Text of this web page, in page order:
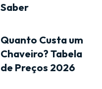
Saber
Quanto Custa um
Chaveiro? Tabela
de Preços 2026